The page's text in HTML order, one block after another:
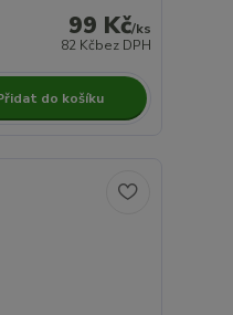
99 Kč/ks
82 Kčbez DPH
do košíku